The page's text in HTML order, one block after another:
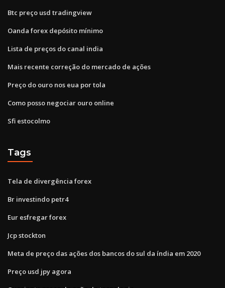
Btc preço usd tradingview
Oanda forex depósito mínimo
Lista de preços do canal india
Mais recente correção do mercado de ações
Preço do ouro nos eua por tola
Como posso negociar ouro online
Sfi estocolmo
Tags
Tela de divergência forex
Br investindo petr4
Eur esfregar forex
Jcp stockton
Meta de preço das ações dos bancos do sul da índia em 2020
Preço usd jpy agora